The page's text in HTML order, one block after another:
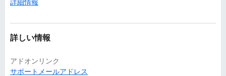
詳細情報
詳しい情報
アドオンリンク
サポートメールアドレス